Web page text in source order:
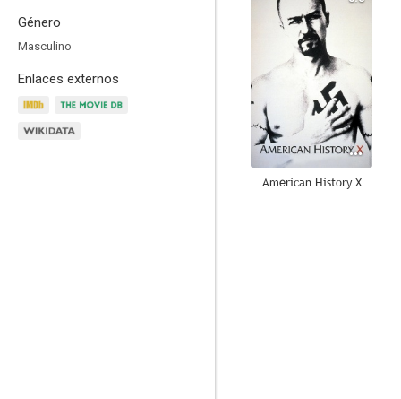
Género
Masculino
Enlaces externos
American History X